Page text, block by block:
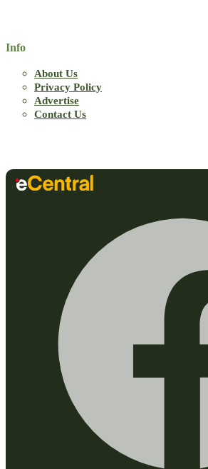
Info
About Us
Privacy Policy
Advertise
Contact Us